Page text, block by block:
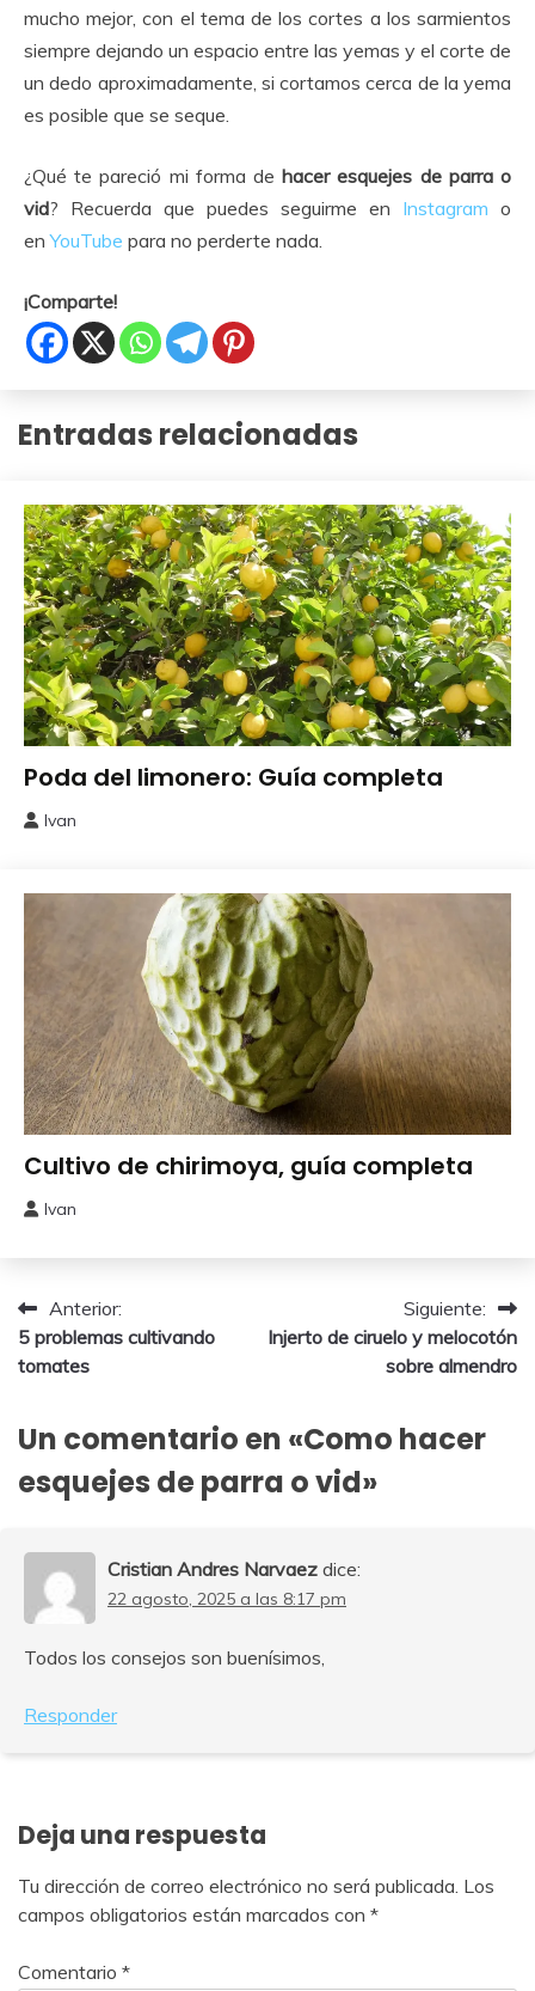
mucho mejor, con el tema de los cortes a los sarmientos
siempre dejando un espacio entre las yemas y el corte de
un dedo aproximadamente, si cortamos cerca de la yema
es posible que se seque.
¿Qué te pareció mi forma dehacer esquejes de parra o
vid? Recuerda que puedes seguirme en Instagram o
enYouTube para no perderte nada.
¡Comparte!
Entradas relacionadas
Frutales
Poda del limonero: Guía completa
2025
Ivan
Frutales
Cultivo de chirimoya, guía completa
agosto,
Ivan
Navegación
de
Anterior:
5 problemas cultivando
tomates
Siguiente:
Injerto de ciruelo y melocotón
sobre almendro
Un comentario en «Como hacer
esquejes de parra o vid»
Cristian Andres Narvaez dice:
22 agosto, 2025 a las 8:17 pm
Todos los consejos son buenísimos,
Responder
Deja una respuesta
Tu dirección de correo electrónico no será publicada. Los
campos obligatorios están marcados con *
Comentario *